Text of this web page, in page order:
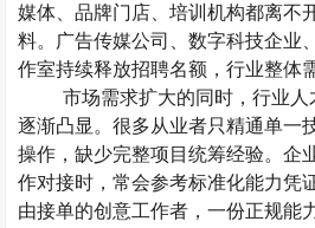
媒体、品牌门店、培训机构都离不
料。广告传媒公司、数字科技企业
作室持续释放招聘名额，行业整体
市场需求扩大的同时，行业
逐渐凸显。很多从业者只精通单一
操作，缺少完整项目统筹经验。企
作对接时，常会参考标准化能力凭
由接单的创意工作者，一份正规能